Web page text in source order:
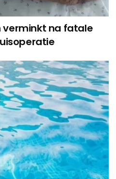
verminkt na fatale